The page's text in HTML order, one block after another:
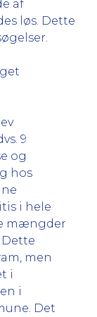
af
løs. Dette
9
og
hos
i hele
mængder
men
i
i
Det